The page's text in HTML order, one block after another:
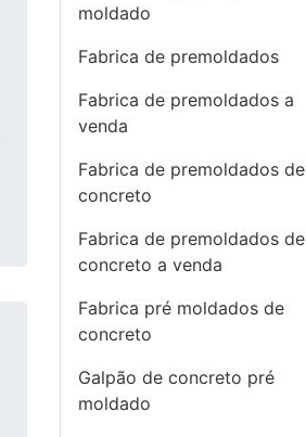
moldado
Fabrica de premoldados
Fabrica de premoldados a
venda
Fabrica de premoldados de
concreto
Fabrica de premoldados de
concreto a venda
Fabrica pré moldados de
concreto
Galpão de concreto pré
moldado